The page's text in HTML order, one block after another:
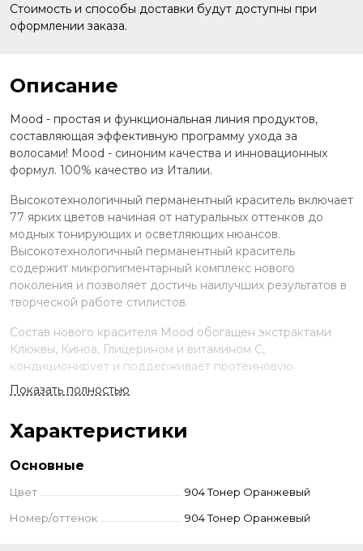
Стоимость и способы доставки будут доступны при
оформлении заказа.
Описание
Mood - простая и функциональная линия продуктов,
составляющая эффективную программу ухода за
волосами! Mood - синоним качества и инновационных
формул. 100% качество из Италии.
Высокотехнологичный перманентный краситель включает
77 ярких цветов начиная от натуральных оттенков до
модных тонирующих и осветляющих нюансов.
Высокотехнологичный перманентный краситель
содержит микропигментарный комплекс нового
поколения и позволяет достичь наилучших результатов в
творческой работе стилистов.
Состав нового красителя Mood обогащен экстрактами
Клюквы, Киноа, Глицерином и витамином С,
кондиционирует и поддерживает протеиновую
структуру волос, сохраняя естественный гидробаланс,
наполняя твои волосы энергией. Мощные клюквенные
современного молодежномыслящего человека по
Смешайте краску и оксид в неметаллической ёмкости.
Нанесите на волосы, выдержите указанное время.
Показать полностью
Характеристики
Основные
Цвет
904 Тонер Оранжевый
Номер/оттенок
904 Тонер Оранжевый